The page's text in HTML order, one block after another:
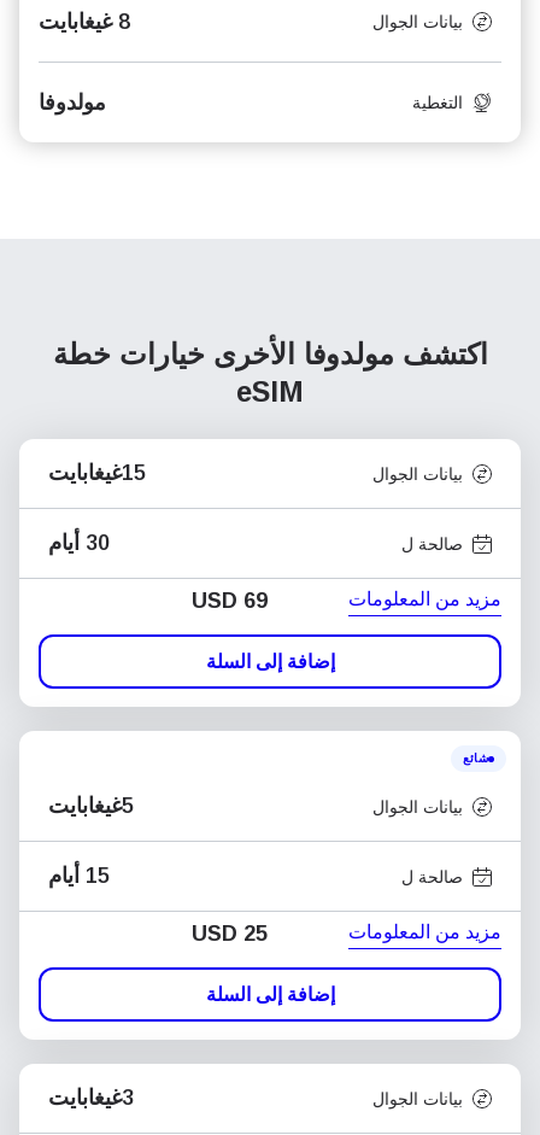
بيانات الجوال 8 غيغابايت
التغطية مولدوفا
اكتشف مولدوفا الأخرى خيارات خطة
eSIM
بيانات الجوال 15غيغابايت
صالحة ل 30 أيام
مزيد من المعلومات USD 69
إضافة إلى السلة
شائع
بيانات الجوال 5غيغابايت
صالحة ل 15 أيام
مزيد من المعلومات USD 25
إضافة إلى السلة
بيانات الجوال 3غيغابايت